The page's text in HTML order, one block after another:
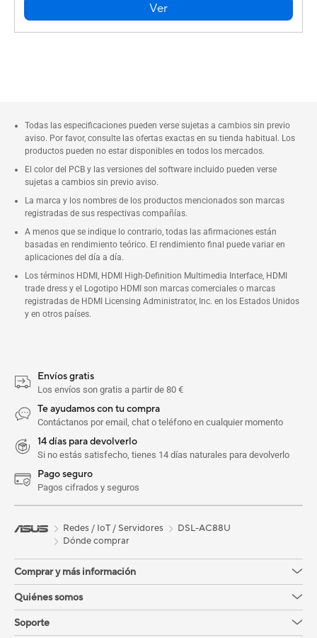
Ver
Todas las especificaciones pueden verse sujetas a cambios sin previo
aviso. Por favor, consulte las ofertas exactas en su tienda habitual. Los
productos pueden no estar disponibles en todos los mercados.
El color del PCB y las versiones del software incluido pueden verse
sujetas a cambios sin previo aviso.
La marca y los nombres de los productos mencionados son marcas
registradas de sus respectivas compañías.
A menos que se indique lo contrario, todas las afirmaciones están
basadas en rendimiento teórico. El rendimiento final puede variar en
aplicaciones del día a día.
Los términos HDMI, HDMI High-Definition Multimedia Interface, HDMI
trade dress y el Logotipo HDMI son marcas comerciales o marcas
registradas de HDMI Licensing Administrator, Inc. en los Estados Unidos
y en otros países.
Envíos gratis
Los envíos son gratis a partir de 80 €
Te ayudamos con tu compra
Contáctanos por email, chat o teléfono en cualquier momento
14 días para devolverlo
Si no estás satisfecho, tienes 14 días naturales para devolverlo
Pago seguro
Pagos cifrados y seguros
Redes / IoT / Servidores
DSL-AC88U
Dónde comprar
Comprar y más información
Quiénes somos
Soporte